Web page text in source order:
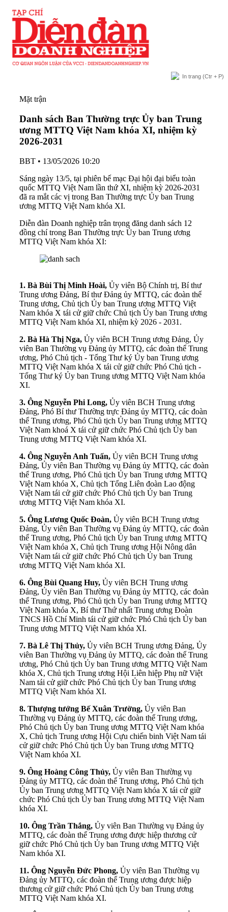
In trang (Ctr + P)
Mặt trận
Danh sách Ban Thường trực Ủy ban Trung
ương MTTQ Việt Nam khóa XI, nhiệm kỳ
2026-2031
BBT • 13/05/2026 10:20
Sáng ngày 13/5, tại phiên bế mạc Đại hội đại biểu toàn
quốc MTTQ Việt Nam lần thứ XI, nhiệm kỳ 2026-2031
đã ra mắt các vị trong Ban Thường trực Ủy ban Trung
ương MTTQ Việt Nam khóa XI.
Diễn đàn Doanh nghiệp trân trọng đăng danh sách 12
đồng chí trong Ban Thường trực Ủy ban Trung ương
MTTQ Việt Nam khóa XI:
1. Bà Bùi Thị Minh Hoài, Ủy viên Bộ Chính trị, Bí thư
Trung ương Đảng, Bí thư Đảng ủy MTTQ, các đoàn thể
Trung ương, Chủ tịch Ủy ban Trung ương MTTQ Việt
Nam khóa X tái cử giữ chức Chủ tịch Ủy ban Trung ương
MTTQ Việt Nam khóa XI, nhiệm kỳ 2026 - 2031.
2. Bà Hà Thị Nga, Ủy viên BCH Trung ương Đảng, Ủy
viên Ban Thường vụ Đảng ủy MTTQ, các đoàn thể Trung
ương, Phó Chủ tịch - Tổng Thư ký Ủy ban Trung ương
MTTQ Việt Nam khóa X tái cử giữ chức Phó Chủ tịch -
Tổng Thư ký Ủy ban Trung ương MTTQ Việt Nam khóa
XI.
3. Ông Nguyễn Phi Long, Ủy viên BCH Trung ương
Đảng, Phó Bí thư Thường trực Đảng ủy MTTQ, các đoàn
thể Trung ương, Phó Chủ tịch Ủy ban Trung ương MTTQ
Việt Nam khoá X tái cử giữ chức Phó Chủ tịch Ủy ban
Trung ương MTTQ Việt Nam khóa XI.
4. Ông Nguyễn Anh Tuấn, Ủy viên BCH Trung ương
Đảng, Ủy viên Ban Thường vụ Đảng ủy MTTQ, các đoàn
thể Trung ương, Phó Chủ tịch Ủy ban Trung ương MTTQ
Việt Nam khóa X, Chủ tịch Tổng Liên đoàn Lao động
Việt Nam tái cử giữ chức Phó Chủ tịch Ủy ban Trung
ương MTTQ Việt Nam khóa XI.
5. Ông Lương Quốc Đoàn, Ủy viên BCH Trung ương
Đảng, Ủy viên Ban Thường vụ Đảng ủy MTTQ, các đoàn
thể Trung ương, Phó Chủ tịch Ủy ban Trung ương MTTQ
Việt Nam khóa X, Chủ tịch Trung ương Hội Nông dân
Việt Nam tái cử giữ chức Phó Chủ tịch Ủy ban Trung
ương MTTQ Việt Nam khóa XI.
6. Ông Bùi Quang Huy, Ủy viên BCH Trung ương
Đảng, Ủy viên Ban Thường vụ Đảng ủy MTTQ, các đoàn
thể Trung ương, Phó Chủ tịch Ủy ban Trung ương MTTQ
Việt Nam khóa X, Bí thư Thứ nhất Trung ương Đoàn
TNCS Hồ Chí Minh tái cử giữ chức Phó Chủ tịch Ủy ban
Trung ương MTTQ Việt Nam khóa XI.
7. Bà Lê Thị Thủy, Ủy viên BCH Trung ương Đảng, Ủy
viên Ban Thường vụ Đảng ủy MTTQ, các đoàn thể Trung
ương, Phó Chủ tịch Ủy ban Trung ương MTTQ Việt Nam
khóa X, Chủ tịch Trung ương Hội Liên hiệp Phụ nữ Việt
Nam tái cử giữ chức Phó Chủ tịch Ủy ban Trung ương
MTTQ Việt Nam khóa XI.
8. Thượng tướng Bế Xuân Trường, Ủy viên Ban
Thường vụ Đảng ủy MTTQ, các đoàn thể Trung ương,
Phó Chủ tịch Ủy ban Trung ương MTTQ Việt Nam khóa
X, Chủ tịch Trung ương Hội Cựu chiến binh Việt Nam tái
cử giữ chức Phó Chủ tịch Ủy ban Trung ương MTTQ
Việt Nam khóa XI.
9. Ông Hoàng Công Thủy, Ủy viên Ban Thường vụ
Đảng ủy MTTQ, các đoàn thể Trung ương, Phó Chủ tịch
Ủy ban Trung ương MTTQ Việt Nam khóa X tái cử giữ
chức Phó Chủ tịch Ủy ban Trung ương MTTQ Việt Nam
khóa XI.
10. Ông Trần Thắng, Ủy viên Ban Thường vụ Đảng ủy
MTTQ, các đoàn thể Trung ương được hiệp thương cử
giữ chức Phó Chủ tịch Ủy ban Trung ương MTTQ Việt
Nam khóa XI.
11. Ông Nguyễn Đức Phong, Ủy viên Ban Thường vụ
Đảng ủy MTTQ, các đoàn thể Trung ương được hiệp
thương cử giữ chức Phó Chủ tịch Ủy ban Trung ương
MTTQ Việt Nam khóa XI.